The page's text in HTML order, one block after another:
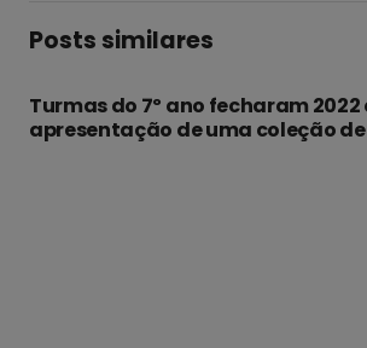
Posts similares